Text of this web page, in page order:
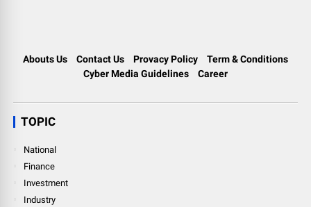
Abouts Us Contact Us Provacy Policy
Term & Conditions
Cyber Media Guidelines
Career
TOPIC
National
Finance
Investment
Industry